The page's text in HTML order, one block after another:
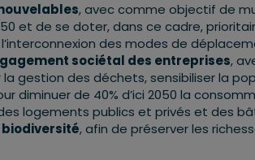
, avec comme objectif de
et de se doter, dans ce cadre,
des modes de
sociétal des entreprises,
gestion des déchets, sensibiliser la
diminuer de 40% d’ici 2050 la
logements publics et privés et des
, afin de préserver les